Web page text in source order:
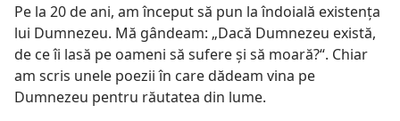
Pe la 20 de ani, am început să pun la îndoială existenţa
lui Dumnezeu. Mă gândeam: „Dacă Dumnezeu există,
de ce îi lasă pe oameni să sufere şi să moară?“. Chiar
am scris unele poezii în care dădeam vina pe
Dumnezeu pentru răutatea din lume.